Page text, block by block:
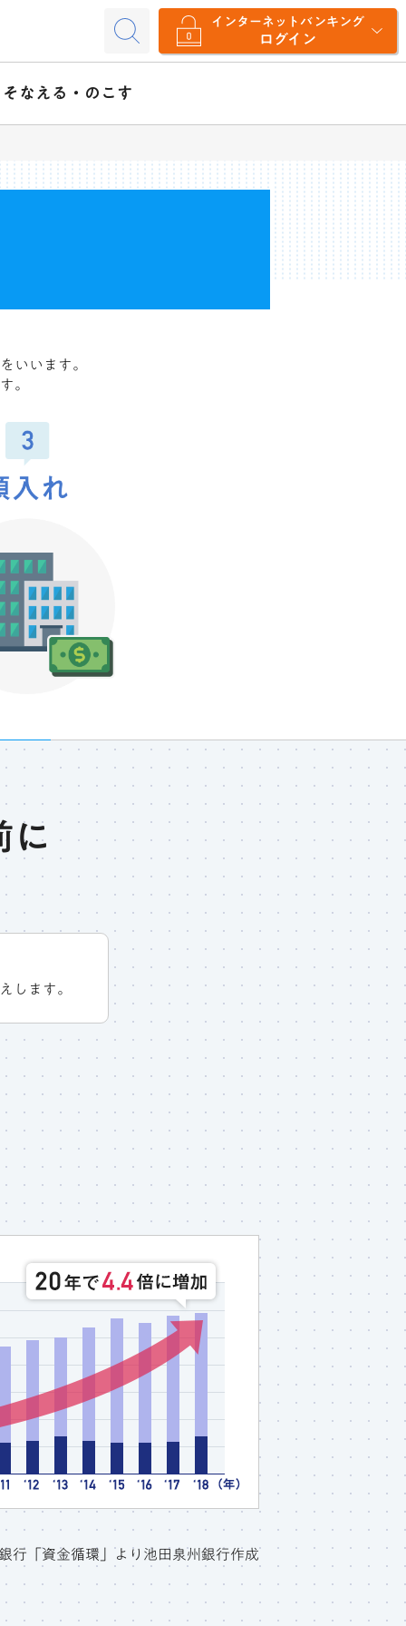
インターネットバンキング
ログイン
そなえる・のこす
いいます。
。
に
します。
行「資金循環」より池田泉州銀行作成